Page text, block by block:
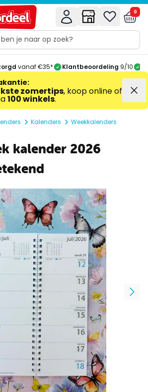
0
vanaf €35* Klantbeoordeling 9/10
:
zomertips, koop online of
100 winkels.
Kalenders Weekkalenders
kalender 2026